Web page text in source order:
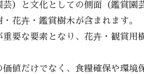
）と文化としての側面（鑑賞園
花卉・鑑賞樹木が含まれます。
要な要素となり、花卉・観賞用
値だけでなく、食糧確保や環境